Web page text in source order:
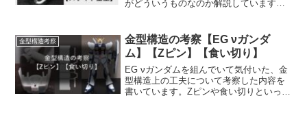
がどういうものなのか解説しています。
金型構造考察
金型構造の考察【EG νガンダ
ム】【Zピン】【食い切り】
EG νガンダムを組んでいて気付いた、金
型構造上の工夫について考察した内容を
書いています。Zピンや食い切りといっ